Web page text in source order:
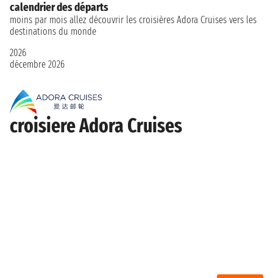
croisiere Adora Cruises
calendrier des départs
moins par mois allez découvrir les croisières Adora Cruises vers les
destinations du monde
2026
décembre 2026